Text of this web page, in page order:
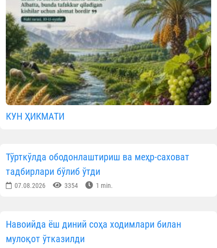
КУН ҲИКМАТИ
Тўрткўлда ободонлаштириш ва меҳр-саховат
тадбирлари бўлиб ўтди
07.08.2026 3354 1 min.
Навоийда ёш диний соҳа ходимлари билан
мулоқот ўтказилди